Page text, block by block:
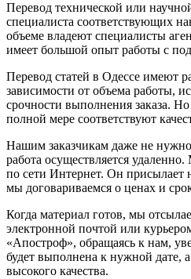
Перевод технической или
специалиста соответствующих
объеме владеют специалисты
имеет большой опыт работы с
Перевод статей в Одессе имеют
зависимости от объема работы,
срочности выполнения заказа.
полной мере соответствуют
Нашим заказчикам даже не
работа осуществляется
по сети Интернет. Он
мы договариваемся о ценах и
Когда материал готов, мы
электронной почтой или
«Апостроф», обращаясь к нам,
будет выполнена к нужной дате,
высокого качества.